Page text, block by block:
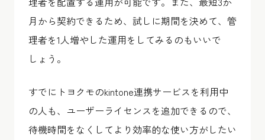
月から契約できるため、試しに期間を決めて、管
理者を1人増やした運用をしてみるのもいいで
しょう。
すでにトヨクモのkintone連携サービスを利用中
の人も、ユーザーライセンスを追加できるので、
待機時間をなくしてより効率的な使い方がしたい